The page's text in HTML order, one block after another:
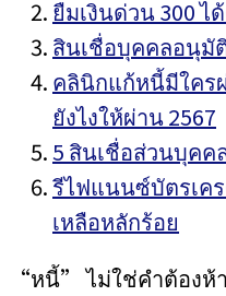
ยืมเงินด่วน 300 ไ
สินเชื่อบุคคลอนุมั
คลินิกแก้หนี้มีใคร
ยังไงให้ผ่าน 2567
5 สินเชื่อส่วนบุคค
รีไฟแนนซ์บัตรเค
เหลือหลักร้อย
“หนี้” ไม่ใช่คำต้องห้